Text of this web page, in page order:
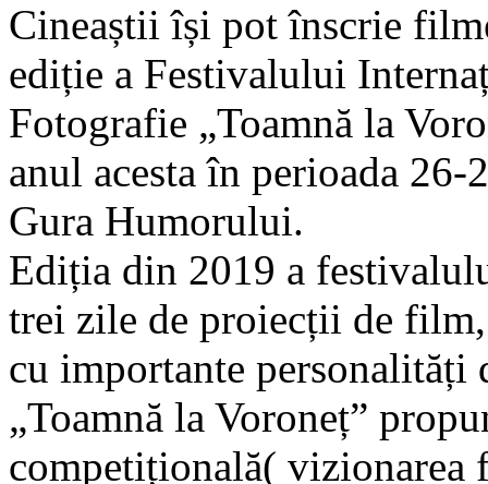
Cineaștii își pot înscrie
ediție a Festivalului
Fotografie „Toamnă la
anul acesta în perioada 26-
Gura Humorului.
Ediția din 2019 a
trei zile de proiecții de
cu importante
„Toamnă la Voroneț”
competițională( vizionarea